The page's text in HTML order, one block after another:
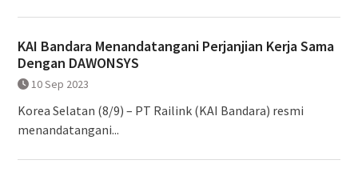
KAI Bandara Menandatangani Perjanjian Kerja Sama
Dengan DAWONSYS
10 Sep 2023
Korea Selatan (8/9) – PT Railink (KAI Bandara) resmi
menandatangani...